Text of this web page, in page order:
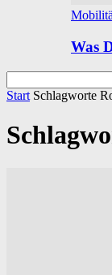
Was
Start Schlagworte